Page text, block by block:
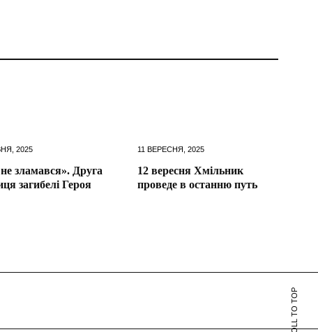
2025
зламався». Друга
загибелі Героя
11 ВЕРЕСНЯ, 2025
12 вересня Хмільник
проведе в останню путь
SCROLL TO TOP